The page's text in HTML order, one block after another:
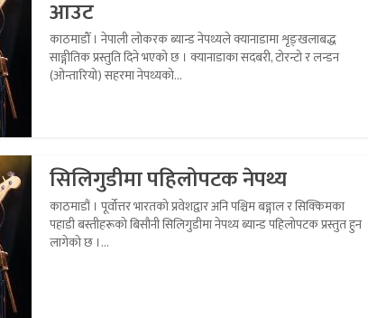
आउट
काठमाडौँ । नेपाली लोकरक ब्यान्ड नेपथ्यले क्यानाडामा शृङ्खलाबद्ध
साङ्गीतिक प्रस्तुति दिने भएको छ । क्यानाडाका सदबरी, टोरन्टो र लन्डन
(ओन्तारियो) सहरमा नेपथ्यको...
सिलिगुडीमा पहिलोपटक नेपथ्य
काठमाडौं । पूर्वोत्तर भारतको प्रवेशद्वार अनि पश्चिम बङ्गाल र सिक्किमका
पहाडी बस्तीहरूको बिसौनी सिलिगुडीमा नेपथ्य ब्यान्ड पहिलोपटक प्रस्तुत हुन
लागेको छ ।...